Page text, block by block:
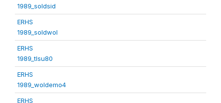
1989_soldsid
ERHS
1989_soldwol
ERHS
1989_tlsu80
ERHS
1989_woldemo4
ERHS